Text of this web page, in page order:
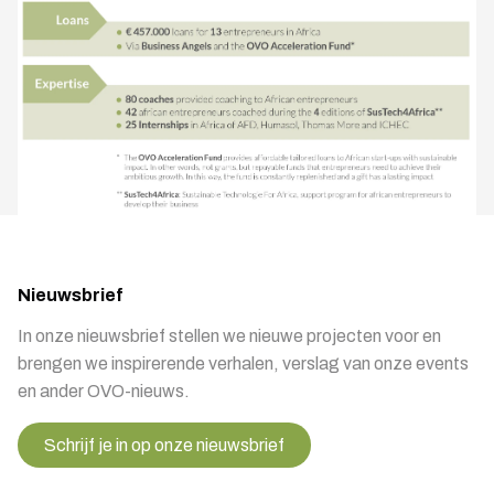
Nieuwsbrief
In onze nieuwsbrief stellen we nieuwe projecten voor en
brengen we inspirerende verhalen, verslag van onze events
en ander OVO-nieuws.
Schrijf je in op onze nieuwsbrief